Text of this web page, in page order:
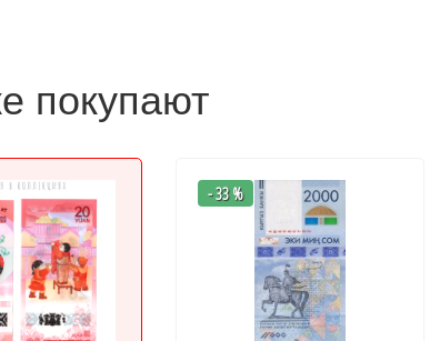
покупают
- 33 %